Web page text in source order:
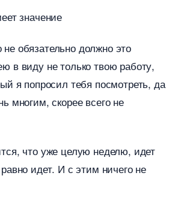
значение
обязательно должно это
в виду не только твою работу,
я попросил тебя посмотреть, да
многим, скорее всего не
что уже целую неделю, идет
идет. И с этим ничего не